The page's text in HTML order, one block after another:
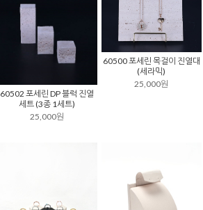
60502 포세린 DP 블럭 진열
세트 (3종 1세트)
25,000원
60500 포세린 목걸이 진열대
(세라믹)
25,000원